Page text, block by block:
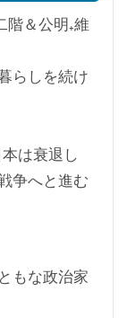
階＆公明₊維
らしを続け
は衰退し
争へと進む
もな政治家